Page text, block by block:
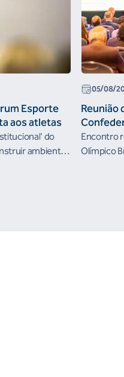
Esporte
aos atletas
do
ambientes
05/08/
Reunião
the
Encontro
Olímpico